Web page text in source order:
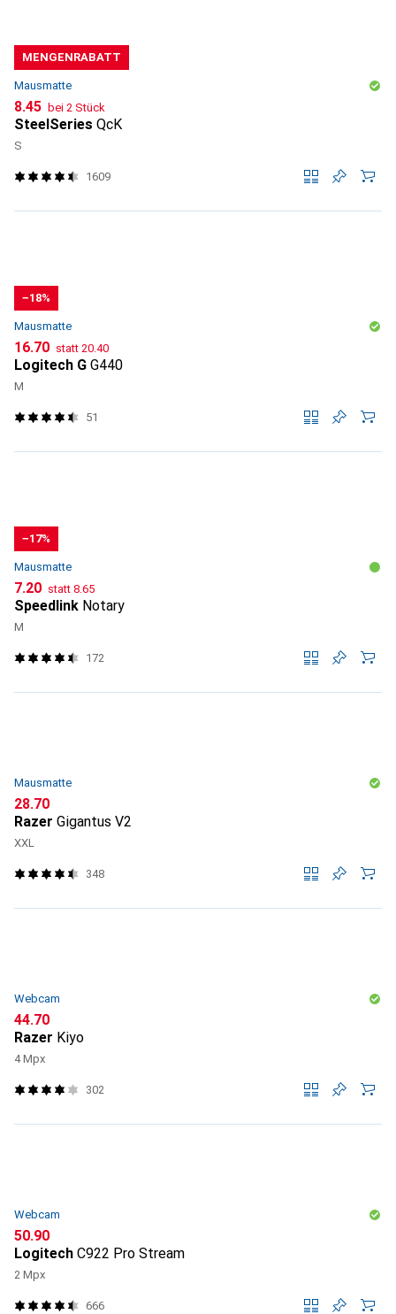
MENGENRABATT
Mausmatte
CHF
8.45 bei 2 Stück
SteelSeries QcK
S
1609
−18%
Mausmatte
CHF
16.70 statt CHF
20.40
Logitech G G440
M
51
−17%
Mausmatte
CHF
7.20 statt CHF
8.65
Speedlink Notary
M
172
Mausmatte
CHF
28.70
Razer Gigantus V2
XXL
348
Webcam
CHF
44.70
Razer Kiyo
4 Mpx
302
Webcam
CHF
50.90
Logitech C922 Pro Stream
2 Mpx
666